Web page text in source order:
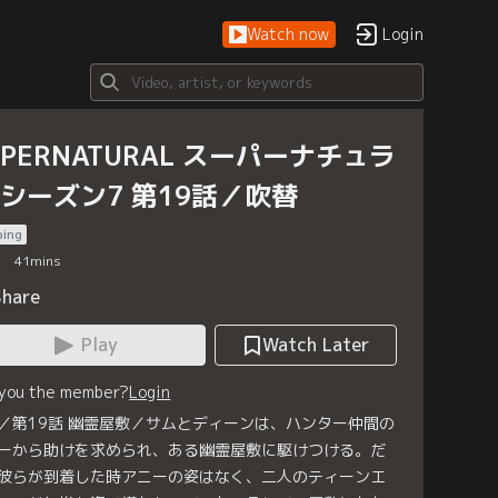
Watch now Login
スーパーナチュラ
ーズン7 第19話／吹替
41mins
Play
Watch Later
the member?Login
第19話 幽霊屋敷／サムとディーンは、ハンター仲間の
から助けを求められ、ある幽霊屋敷に駆けつける。だ
らが到着した時アニーの姿はなく、二人のティーンエ